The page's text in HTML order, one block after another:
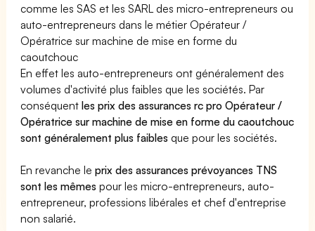
comme les SAS et les SARL des micro-entrepreneurs ou
auto-entrepreneurs dans le métier Opérateur /
Opératrice sur machine de mise en forme du
caoutchouc
En effet les auto-entrepreneurs ont généralement des
volumes d'activité plus faibles que les sociétés. Par
conséquentles prix des assurances rc pro Opérateur /
Opératrice sur machine de mise en forme du caoutchouc
sont généralement plus faibles que pour les sociétés.
En revanche leprix des assurances prévoyances TNS
sont les mêmes pour les micro-entrepreneurs, auto-
entrepreneur, professions libérales et chef d'entreprise
non salarié.